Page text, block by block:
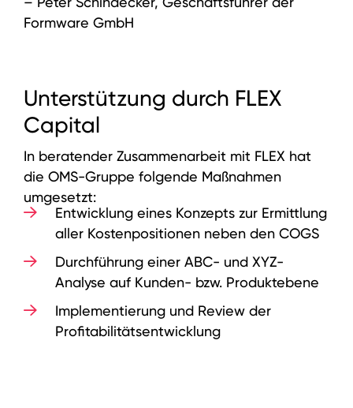
Formware GmbH
Unterstützung durch FLEX
Capital
In beratender Zusammenarbeit mit FLEX hat
die OMS-Gruppe folgende Maßnahmen
umgesetzt:
Entwicklung eines Konzepts zur Ermittlung
aller Kostenpositionen neben den COGS
Durchführung einer ABC- und XYZ-
Analyse auf Kunden- bzw. Produktebene
Implementierung und Review der
Profitabilitätsentwicklung